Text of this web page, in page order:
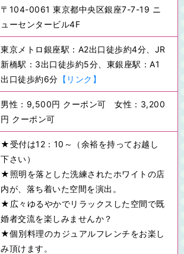
〒104-0061 東京都中央区銀座7-7-19 ニ
ューセンタービル4F
東京メトロ銀座駅：A2出口徒歩約4分、JR
新橋駅：3出口徒歩約5分、東銀座駅：A1
出口徒歩約6分 【リンク】
男性：9,500円 クーポン可 女性：3,200
円 クーポン可
★受付は12：10～（余裕を持ってお越し
下さい）
★照明を落とした洗練されたホワイトの店
内が、落ち着いた空間を演出。
★広々ゆるやかでリラックスした空間で既
婚者交流を楽しみませんか？
★個別料理のカジュアルフレンチをお楽し
み頂けます。